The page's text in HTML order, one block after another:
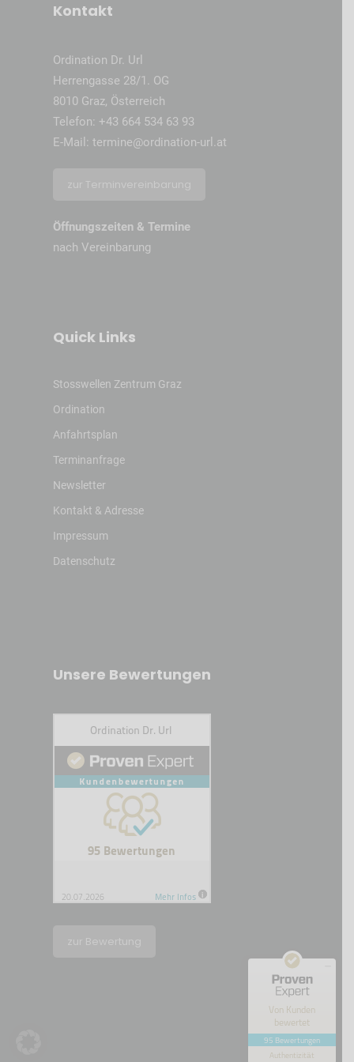
Kontakt
Ordination Dr. Url
Herrengasse 28/1. OG
8010 Graz, Österreich
Telefon: +43 664 534 63 93
E-Mail: termine@ordination-url.at
zur Terminvereinbarung
Öffnungszeiten & Termine
nach Vereinbarung
Quick Links
Stosswellen Zentrum Graz
Ordination
Anfahrtsplan
Terminanfrage
Newsletter
Kontakt & Adresse
Impressum
Datenschutz
Unsere Bewertungen
zur Bewertung
Von Kunden
bewertet
95 Bewertungen
Authentizität
Kundenbewertungen und Erfahrungen zu
SEHR GUT
18
Bewertungen auf
ProvenExpert.com
Blick aufs ProvenExpert-Profil werfen
20.7.2026